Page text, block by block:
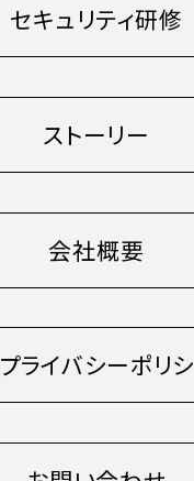
セキュリティ研修
ストーリー
会社概要
プライバシーポリシ